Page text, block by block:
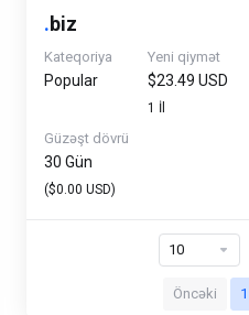
.biz
Kateqoriya
Popular
Yeni qiymət
$23.49 USD
1 İl
Güzəşt dövrü
30 Gün
($0.00 USD)
Öncəki 1